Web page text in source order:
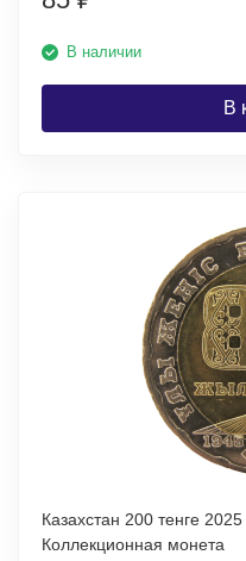
В наличии
В
Казахстан 200 тенге
Коллекционная монета